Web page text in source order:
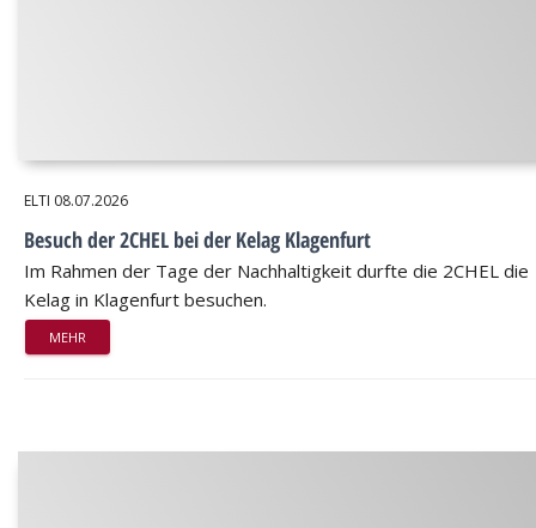
ELTI 08.07.2026
Besuch der 2CHEL bei der Kelag Klagenfurt
Im Rahmen der Tage der Nachhaltigkeit durfte die 2CHEL die
Kelag in Klagenfurt besuchen.
MEHR